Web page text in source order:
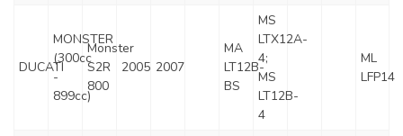
DUCATI
MONSTER
(300cc
-
899cc)
Monster
S2R
800
2005 2007
MA
LT12B-
BS
MS
LTX12A-
4;
MS
LT12B-
4
ML
LFP14